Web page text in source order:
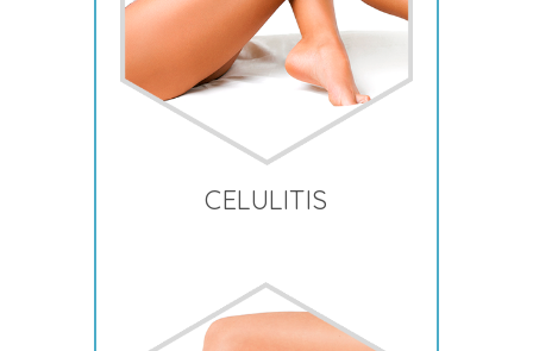
CELULITIS